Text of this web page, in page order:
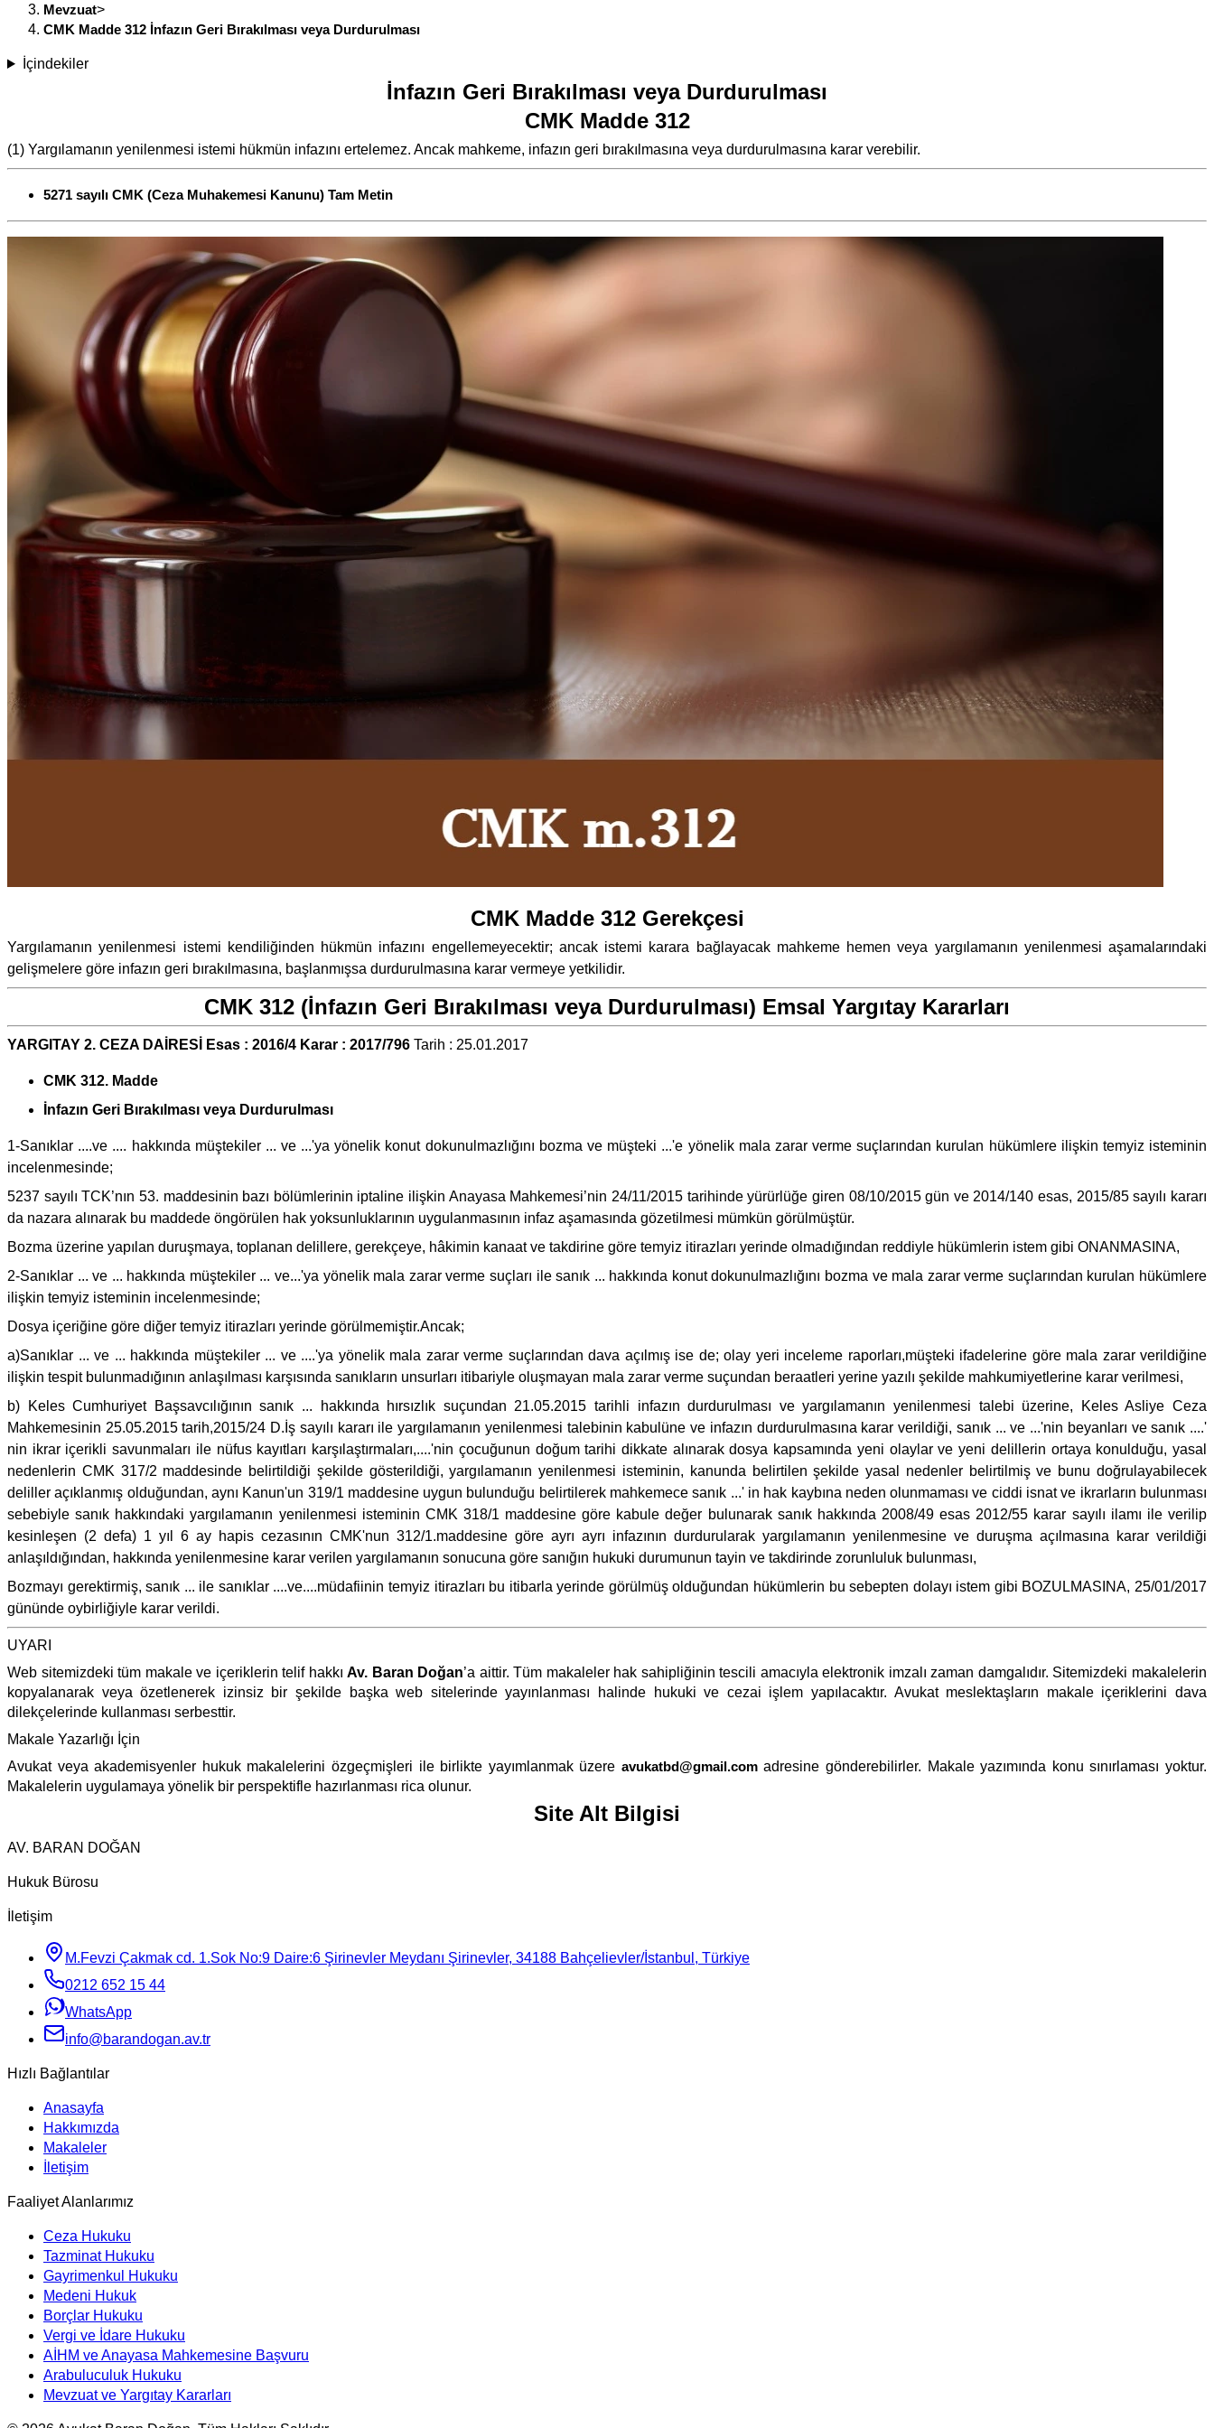
Mevzuat>
CMK Madde 312 İnfazın Geri Bırakılması veya Durdurulması
İçindekiler
İnfazın Geri Bırakılması veya Durdurulması
CMK Madde 312
(1) Yargılamanın yenilenmesi istemi hükmün infazını ertelemez. Ancak mahkeme, infazın geri bırakılmasına veya durdurulmasına karar verebilir.
5271 sayılı CMK (Ceza Muhakemesi Kanunu) Tam Metin
CMK Madde 312 Gerekçesi
Yargılamanın yenilenmesi istemi kendiliğinden hükmün infazını engellemeyecektir; ancak istemi karara bağlayacak mahkeme hemen veya yargılamanın yenilenmesi aşamalarındaki
gelişmelere göre infazın geri bırakılmasına, başlanmışsa durdurulmasına karar vermeye yetkilidir.
CMK 312 (İnfazın Geri Bırakılması veya Durdurulması) Emsal Yargıtay Kararları
YARGITAY 2. CEZA DAİRESİ Esas : 2016/4 Karar : 2017/796 Tarih : 25.01.2017
CMK 312. Madde
İnfazın Geri Bırakılması veya Durdurulması
1-Sanıklar ....ve .... hakkında müştekiler ... ve ...'ya yönelik konut dokunulmazlığını bozma ve müşteki ...'e yönelik mala zarar verme suçlarından kurulan hükümlere ilişkin temyiz isteminin
incelenmesinde;
5237 sayılı TCK’nın 53. maddesinin bazı bölümlerinin iptaline ilişkin Anayasa Mahkemesi’nin 24/11/2015 tarihinde yürürlüğe giren 08/10/2015 gün ve 2014/140 esas, 2015/85 sayılı kararı
da nazara alınarak bu maddede öngörülen hak yoksunluklarının uygulanmasının infaz aşamasında gözetilmesi mümkün görülmüştür.
Bozma üzerine yapılan duruşmaya, toplanan delillere, gerekçeye, hâkimin kanaat ve takdirine göre temyiz itirazları yerinde olmadığından reddiyle hükümlerin istem gibi ONANMASINA,
2-Sanıklar ... ve ... hakkında müştekiler ... ve...'ya yönelik mala zarar verme suçları ile sanık ... hakkında konut dokunulmazlığını bozma ve mala zarar verme suçlarından kurulan hükümlere
ilişkin temyiz isteminin incelenmesinde;
Dosya içeriğine göre diğer temyiz itirazları yerinde görülmemiştir.Ancak;
a)Sanıklar ... ve ... hakkında müştekiler ... ve ....'ya yönelik mala zarar verme suçlarından dava açılmış ise de; olay yeri inceleme raporları,müşteki ifadelerine göre mala zarar verildiğine
ilişkin tespit bulunmadığının anlaşılması karşısında sanıkların unsurları itibariyle oluşmayan mala zarar verme suçundan beraatleri yerine yazılı şekilde mahkumiyetlerine karar verilmesi,
b) Keles Cumhuriyet Başsavcılığının sanık ... hakkında hırsızlık suçundan 21.05.2015 tarihli infazın durdurulması ve yargılamanın yenilenmesi talebi üzerine, Keles Asliye Ceza
Mahkemesinin 25.05.2015 tarih,2015/24 D.İş sayılı kararı ile yargılamanın yenilenmesi talebinin kabulüne ve infazın durdurulmasına karar verildiği, sanık ... ve ...'nin beyanları ve sanık ....'
nin ikrar içerikli savunmaları ile nüfus kayıtları karşılaştırmaları,....'nin çocuğunun doğum tarihi dikkate alınarak dosya kapsamında yeni olaylar ve yeni delillerin ortaya konulduğu, yasal
nedenlerin CMK 317/2 maddesinde belirtildiği şekilde gösterildiği, yargılamanın yenilenmesi isteminin, kanunda belirtilen şekilde yasal nedenler belirtilmiş ve bunu doğrulayabilecek
deliller açıklanmış olduğundan, aynı Kanun'un 319/1 maddesine uygun bulunduğu belirtilerek mahkemece sanık ...' in hak kaybına neden olunmaması ve ciddi isnat ve ikrarların bulunması
sebebiyle sanık hakkındaki yargılamanın yenilenmesi isteminin CMK 318/1 maddesine göre kabule değer bulunarak sanık hakkında 2008/49 esas 2012/55 karar sayılı ilamı ile verilip
kesinleşen (2 defa) 1 yıl 6 ay hapis cezasının CMK'nun 312/1.maddesine göre ayrı ayrı infazının durdurularak yargılamanın yenilenmesine ve duruşma açılmasına karar verildiği
anlaşıldığından, hakkında yenilenmesine karar verilen yargılamanın sonucuna göre sanığın hukuki durumunun tayin ve takdirinde zorunluluk bulunması,
Bozmayı gerektirmiş, sanık ... ile sanıklar ....ve....müdafiinin temyiz itirazları bu itibarla yerinde görülmüş olduğundan hükümlerin bu sebepten dolayı istem gibi BOZULMASINA, 25/01/2017
gününde oybirliğiyle karar verildi.
UYARI
Web sitemizdeki tüm makale ve içeriklerin telif hakkıAv. Baran Doğan’a aittir. Tüm makaleler hak sahipliğinin tescili amacıyla elektronik imzalı zaman damgalıdır. Sitemizdeki makalelerin
kopyalanarak veya özetlenerek izinsiz bir şekilde başka web sitelerinde yayınlanması halinde hukuki ve cezai işlem yapılacaktır. Avukat meslektaşların makale içeriklerini dava
dilekçelerinde kullanması serbesttir.
Makale Yazarlığı İçin
Avukat veya akademisyenler hukuk makalelerini özgeçmişleri ile birlikte yayımlanmak üzere avukatbd@gmail.comadresine gönderebilirler. Makale yazımında konu sınırlaması yoktur.
Makalelerin uygulamaya yönelik bir perspektifle hazırlanması rica olunur.
Site Alt Bilgisi
AV. BARAN DOĞAN
Hukuk Bürosu
İletişim
M.Fevzi Çakmak cd. 1.Sok No:9 Daire:6 Şirinevler Meydanı Şirinevler, 34188 Bahçelievler/İstanbul, Türkiye
0212 652 15 44
WhatsApp
info@barandogan.av.tr
Hızlı Bağlantılar
Anasayfa
Hakkımızda
Makaleler
İletişim
Faaliyet Alanlarımız
Ceza Hukuku
Tazminat Hukuku
Gayrimenkul Hukuku
Medeni Hukuk
Borçlar Hukuku
Vergi ve İdare Hukuku
AİHM ve Anayasa Mahkemesine Başvuru
Arabuluculuk Hukuku
Mevzuat ve Yargıtay Kararları